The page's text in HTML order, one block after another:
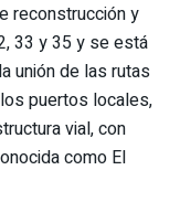
reconstrucción y
33 y 35 y se está
unión de las rutas
puertos locales,
vial, con
como El